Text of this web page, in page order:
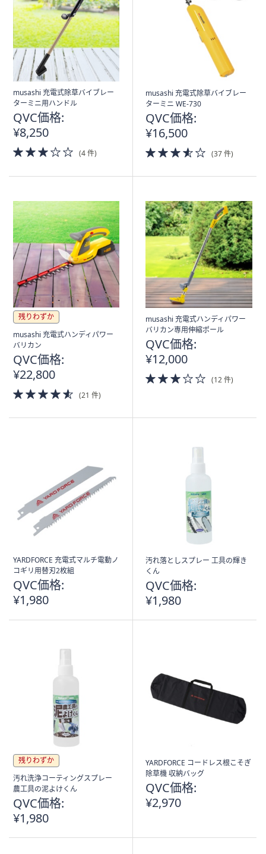
musashi 充電式除草バイブレー
ターミニ用ハンドル
QVC価格:
¥8,250
3.0
of
(4 件)
musashi 充電式除草バイブレー
ターミニ WE-730
QVC価格:
¥16,500
3.5
of
(37 件)
残りわずか
musashi 充電式ハンディパワー
バリカン
QVC価格:
¥22,800
4.5
of
(21 件)
musashi 充電式ハンディパワー
バリカン専用伸縮ポール
QVC価格:
¥12,000
3.0
of
(12 件)
YARDFORCE 充電式マルチ電動ノ
コギリ用替刃2枚組
QVC価格:
¥1,980
汚れ落としスプレー 工具の輝き
くん
QVC価格:
¥1,980
残りわずか
汚れ洗浄コーティングスプレー
農工具の泥よけくん
QVC価格:
¥1,980
YARDFORCE コードレス根こそぎ
除草機 収納バッグ
QVC価格:
¥2,970